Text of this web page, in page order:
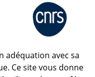
adéquation avec sa
Ce site vous donne